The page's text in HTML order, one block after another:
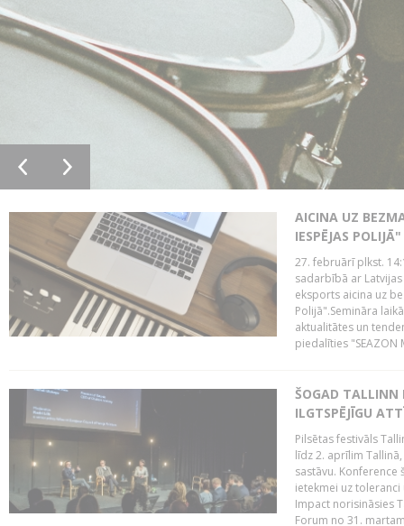
AICINA UZ
IESPĒJAS POLIJĀ"
27. februārī plkst.
sadarbībā ar
eksports aicina uz
Polijā".Semināra
aktualitātes un
piedalīties "SEAZON
ŠOGAD TALLINN
ILGTSPĒJĪGU
Pilsētas festivāls
līdz 2. aprīlim
sastāvu.
ietekmei uz
Impact norisināsies
Forum no 31.